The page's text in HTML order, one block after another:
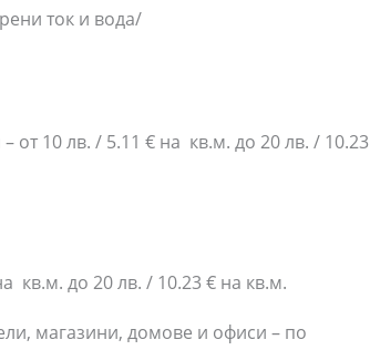
ток и вода/
10 лв. / 5.11 € на кв.м. до 20 лв. / 10.23
кв.м. до 20 лв. / 10.23 € на кв.м.
магазини, домове и офиси – по